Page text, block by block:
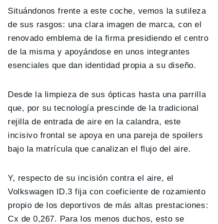
Situándonos frente a este coche, vemos la sutileza
de sus rasgos: una clara imagen de marca, con el
renovado emblema de la firma presidiendo el centro
de la misma y apoyándose en unos integrantes
esenciales que dan identidad propia a su diseño.
Desde la limpieza de sus ópticas hasta una parrilla
que, por su tecnología prescinde de la tradicional
rejilla de entrada de aire en la calandra, este
incisivo frontal se apoya en una pareja de spoilers
bajo la matrícula que canalizan el flujo del aire.
Y, respecto de su incisión contra el aire, el
Volkswagen ID.3 fija con coeficiente de rozamiento
propio de los deportivos de más altas prestaciones:
Cx de 0,267. Para los menos duchos, esto se